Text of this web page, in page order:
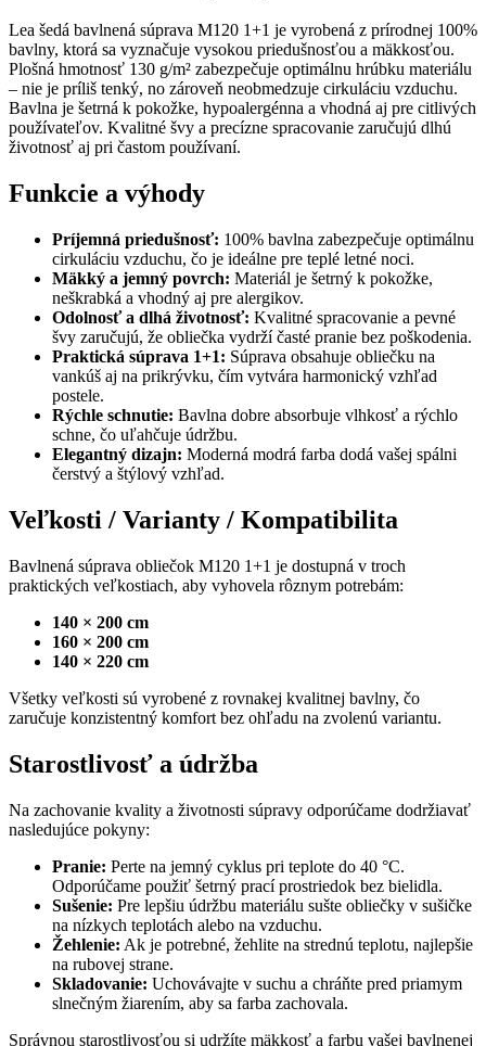
Lea šedá bavlnená súprava M120 1+1 je vyrobená z prírodnej 100%
bavlny, ktorá sa vyznačuje vysokou priedušnosťou a mäkkosťou.
Plošná hmotnosť 130 g/m² zabezpečuje optimálnu hrúbku materiálu
– nie je príliš tenký, no zároveň neobmedzuje cirkuláciu vzduchu.
Bavlna je šetrná k pokožke, hypoalergénna a vhodná aj pre citlivých
používateľov. Kvalitné švy a precízne spracovanie zaručujú dlhú
životnosť aj pri častom používaní.
Funkcie a výhody
Príjemná priedušnosť: 100% bavlna zabezpečuje optimálnu
cirkuláciu vzduchu, čo je ideálne pre teplé letné noci.
Mäkký a jemný povrch: Materiál je šetrný k pokožke,
neškrabká a vhodný aj pre alergikov.
Odolnosť a dlhá životnosť: Kvalitné spracovanie a pevné
švy zaručujú, že obliečka vydrží časté pranie bez poškodenia.
Praktická súprava 1+1: Súprava obsahuje obliečku na
vankúš aj na prikrývku, čím vytvára harmonický vzhľad
postele.
Rýchle schnutie: Bavlna dobre absorbuje vlhkosť a rýchlo
schne, čo uľahčuje údržbu.
Elegantný dizajn: Moderná modrá farba dodá vašej spálni
čerstvý a štýlový vzhľad.
Veľkosti / Varianty / Kompatibilita
Bavlnená súprava obliečok M120 1+1 je dostupná v troch
praktických veľkostiach, aby vyhovela rôznym potrebám:
140 × 200 cm
160 × 200 cm
140 × 220 cm
Všetky veľkosti sú vyrobené z rovnakej kvalitnej bavlny, čo
zaručuje konzistentný komfort bez ohľadu na zvolenú variantu.
Starostlivosť a údržba
Na zachovanie kvality a životnosti súpravy odporúčame dodržiavať
nasledujúce pokyny:
Pranie: Perte na jemný cyklus pri teplote do 40 °C.
Odporúčame použiť šetrný prací prostriedok bez bielidla.
Sušenie: Pre lepšiu údržbu materiálu sušte obliečky v sušičke
na nízkych teplotách alebo na vzduchu.
Žehlenie: Ak je potrebné, žehlite na strednú teplotu, najlepšie
na rubovej strane.
Skladovanie: Uchovávajte v suchu a chráňte pred priamym
slnečným žiarením, aby sa farba zachovala.
Správnou starostlivosťou si udržíte mäkkosť a farbu vašej bavlnenej